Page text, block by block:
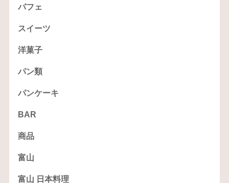
パフェ
スイーツ
洋菓子
パン類
パンケーキ
BAR
商品
富山
富山 日本料理